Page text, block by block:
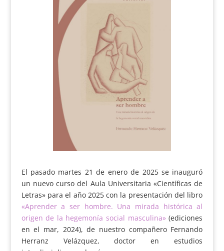
El pasado martes 21 de enero de 2025 se inauguró
un nuevo curso del Aula Universitaria «Científicas de
Letras» para el año 2025 con la presentación del libro
«Aprender a ser hombre. Una mirada histórica al
origen de la hegemonía social masculina» (ediciones
en el mar, 2024), de nuestro compañero Fernando
Herranz Velázquez, doctor en estudios